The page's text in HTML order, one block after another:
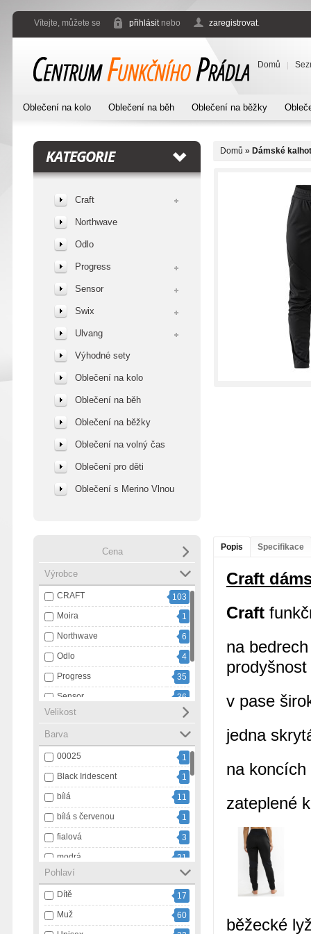
Vítejte, můžete se přihlásitnebo zaregistrovat.
Domů
Oblečení na kolo Oblečení na běh Oblečení na běžky
KATEGORIE
Craft
Northwave
Odlo
Progress
Sensor
Swix
Ulvang
Výhodné sety
Oblečení na kolo
Oblečení na běh
Oblečení na běžky
Oblečení na volný čas
Oblečení pro děti
Oblečení s Merino Vlnou
Cena
Výrobce
CRAFT
103
Moira
1
Northwave
6
Odlo
4
Progress
35
Sensor
36
Swix
20
Ulvang
1
Velikost
Barva
00025
1
Black Iridescent
1
bílá
11
bílá s červenou
1
fialová
3
modrá
21
modrá s bílou
1
námořnický pruh
3
oranžová
9
Pohlaví
Dítě
17
Muž
60
Domů » Dámské
Popis Specifikace
Craft
Craft
na
prodyšnost
v pase
jedna
na koncích
zateplené
běžecké